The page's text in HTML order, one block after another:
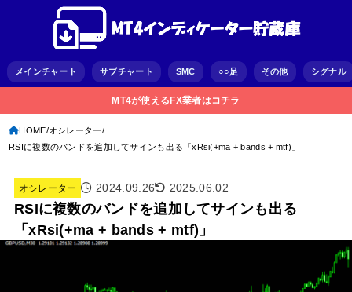
メインチャート サブチャート SMC ○○足 その他 シグナル
MT4が使えるFX業者はコチラ
HOME オシレーター
RSIに複数のバンドを追加してサインも出る「xRsi(+ma + bands + mtf)」
オシレーター 2024.09.26 2025.06.02
RSIに複数のバンドを追加してサインも出る
「xRsi(+ma + bands + mtf)」